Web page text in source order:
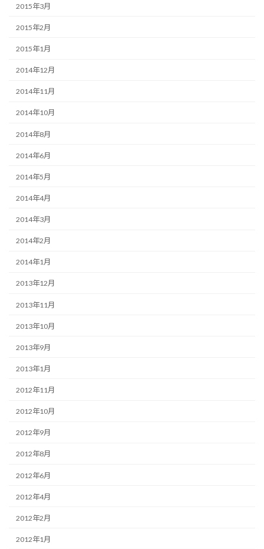
2015年3月
2015年2月
2015年1月
2014年12月
2014年11月
2014年10月
2014年8月
2014年6月
2014年5月
2014年4月
2014年3月
2014年2月
2014年1月
2013年12月
2013年11月
2013年10月
2013年9月
2013年1月
2012年11月
2012年10月
2012年9月
2012年8月
2012年6月
2012年4月
2012年2月
2012年1月